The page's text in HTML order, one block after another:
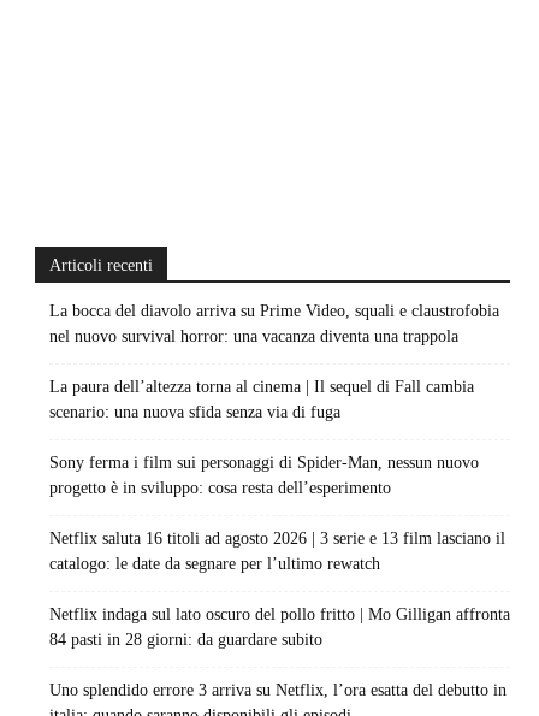
Articoli recenti
La bocca del diavolo arriva su Prime Video, squali e claustrofobia
nel nuovo survival horror: una vacanza diventa una trappola
La paura dell’altezza torna al cinema | Il sequel di Fall cambia
scenario: una nuova sfida senza via di fuga
Sony ferma i film sui personaggi di Spider-Man, nessun nuovo
progetto è in sviluppo: cosa resta dell’esperimento
Netflix saluta 16 titoli ad agosto 2026 | 3 serie e 13 film lasciano il
catalogo: le date da segnare per l’ultimo rewatch
Netflix indaga sul lato oscuro del pollo fritto | Mo Gilligan affronta
84 pasti in 28 giorni: da guardare subito
Uno splendido errore 3 arriva su Netflix, l’ora esatta del debutto in